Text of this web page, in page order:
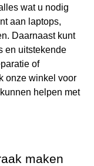
wat u nodig
aan laptops,
Daarnaast kunt
en uitstekende
of
onze winkel voor
helpen met
maken